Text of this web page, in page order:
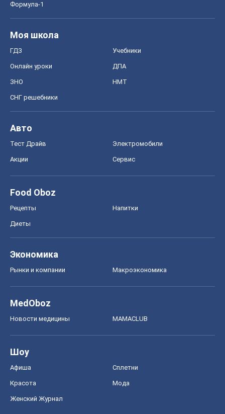
Формула-1
Моя школа
ГДЗ Учебники
Онлайн уроки ДПА
ЗНО НМТ
СНГ решебники
Авто
Тест Драйв Электромобили
Акции Сервис
Food Oboz
Рецепты Напитки
Диеты
Экономика
Рынки и компании Mакроэкономика
MedOboz
Новости медицины MAMACLUB
Шоу
Афиша Сплетни
Красота Мода
Женский Журнал